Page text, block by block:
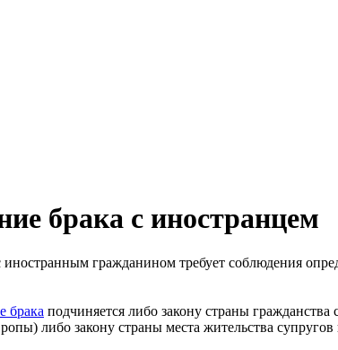
брака с иностранцем
иностранным гражданином требует соблюдения
брака подчиняется либо закону страны гражданства
либо закону страны места жительства